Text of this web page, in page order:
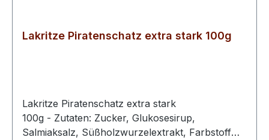
Lakritze Piratenschatz extra stark 100g
Lakritze Piratenschatz extra stark
100g - Zutaten: Zucker, Glukosesirup,
Salmiaksalz, Süßholzwurzelextrakt, Farbstoff